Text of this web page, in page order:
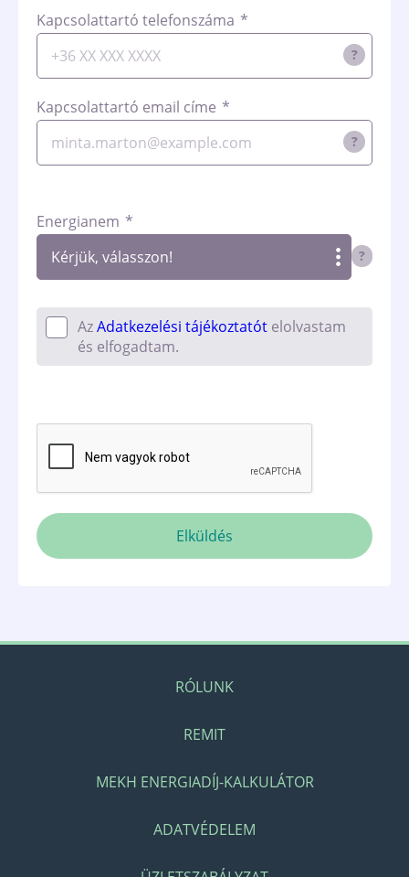
Kapcsolattartó telefonszáma *
?
Kapcsolattartó email címe *
?
Energianem *
?
AzAdatkezelési tájékoztatót elolvastam
és elfogadtam.
Elküldés
RÓLUNK
REMIT
MEKH ENERGIADÍJ-KALKULÁTOR
ADATVÉDELEM